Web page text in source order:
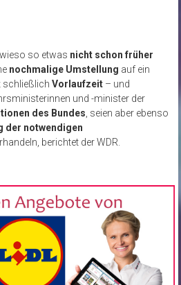
so etwas nicht schon früher
nochmalige Umstellung auf ein
schließlich Vorlaufzeit– und
und -minister der
des Bundes , seien aber ebenso
der notwendigen
berichtet der WDR.